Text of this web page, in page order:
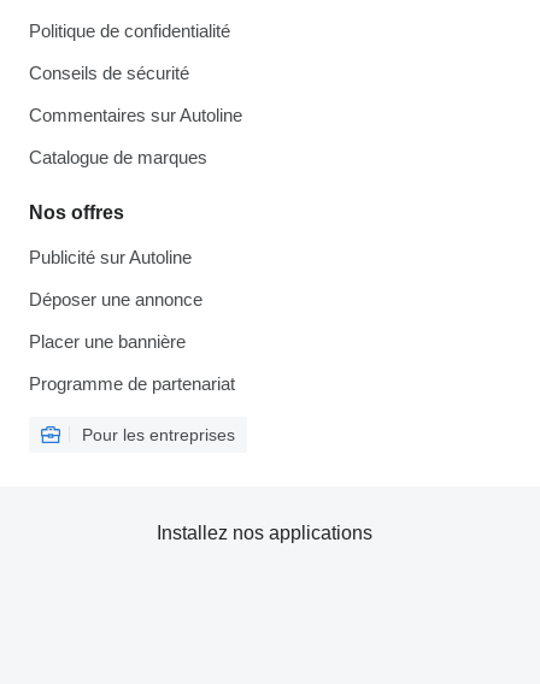
Politique de confidentialité
Conseils de sécurité
Commentaires sur Autoline
Catalogue de marques
Nos offres
Publicité sur Autoline
Déposer une annonce
Placer une bannière
Programme de partenariat
Pour les entreprises
Installez nos applications